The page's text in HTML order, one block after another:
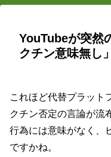
YouTubeが突然
クチン意味無し
これほど代替プラット
クチン否定の言論が流
行為には意味がなく、
ですかね。